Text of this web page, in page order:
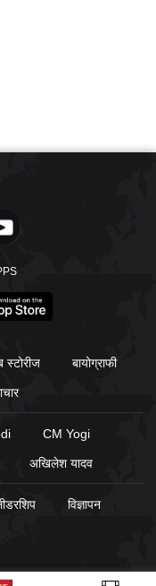
स्टोरीज बायोग्राफी
CM Yogi
अखिलेश यादव
विज्ञापन